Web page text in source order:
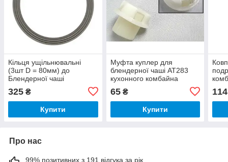
Кільця ущільнювальні
(3шт D = 80мм) до
Блендерної чаші
Kenwood KW680939
325 ₴
Купити
Муфта куплер для
блендерної чаші AT283
кухонного комбайна
65₴
Купити
114
Про нас
99% позитивних з 191 відгука за рік